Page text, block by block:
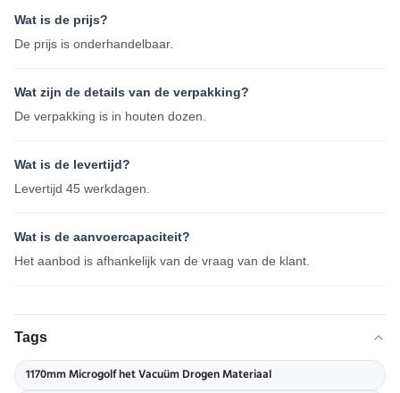
Wat is de prijs?
De prijs is onderhandelbaar.
Wat zijn de details van de verpakking?
De verpakking is in houten dozen.
Wat is de levertijd?
Levertijd 45 werkdagen.
Wat is de aanvoercapaciteit?
Het aanbod is afhankelijk van de vraag van de klant.
Tags
1170mm Microgolf het Vacuüm Drogen Materiaal